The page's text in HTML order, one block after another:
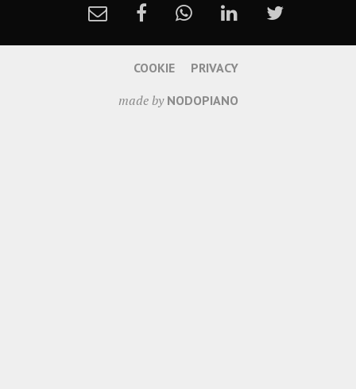
made by NODOPIANO
COOKIE PRIVACY